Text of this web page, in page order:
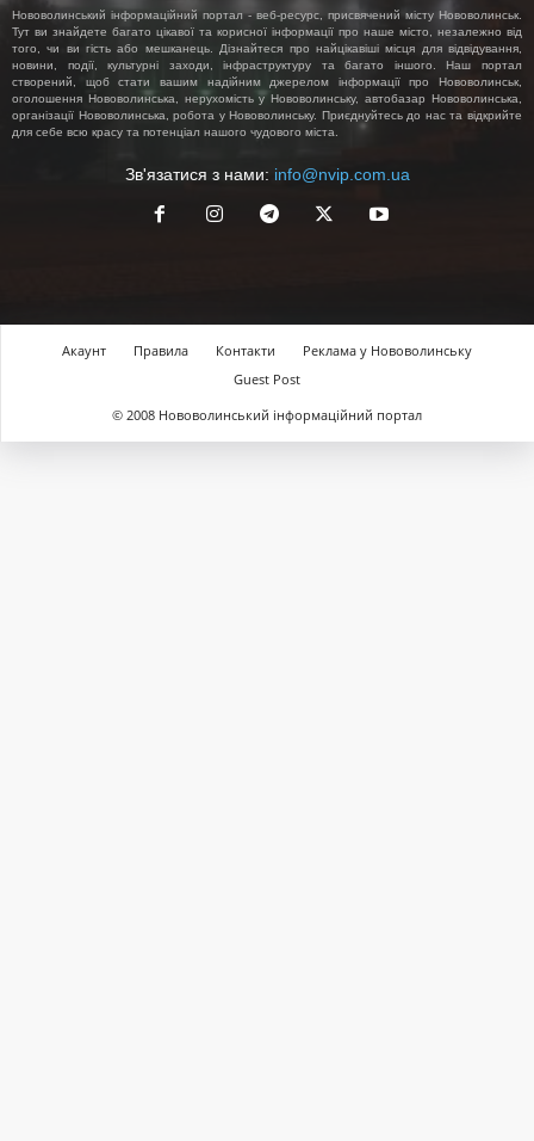
Нововолинський інформаційний портал - веб-ресурс, присвячений місту Нововолинськ.
Тут ви знайдете багато цікавої та корисної інформації про наше місто, незалежно від
того, чи ви гість або мешканець. Дізнайтеся про найцікавіші місця для відвідування,
новини, події, культурні заходи, інфраструктуру та багато іншого. Наш портал
створений, щоб стати вашим надійним джерелом інформації про Нововолинськ,
оголошення Нововолинська, нерухомість у Нововолинську, автобазар Нововолинська,
організації Нововолинська, робота у Нововолинську. Приєднуйтесь до нас та відкрийте
для себе всю красу та потенціал нашого чудового міста.
Зв'язатися з нами: info@nvip.com.ua
Акаунт Правила Контакти
Реклама у Нововолинську
Guest Post
© 2008 Нововолинський інформаційний портал